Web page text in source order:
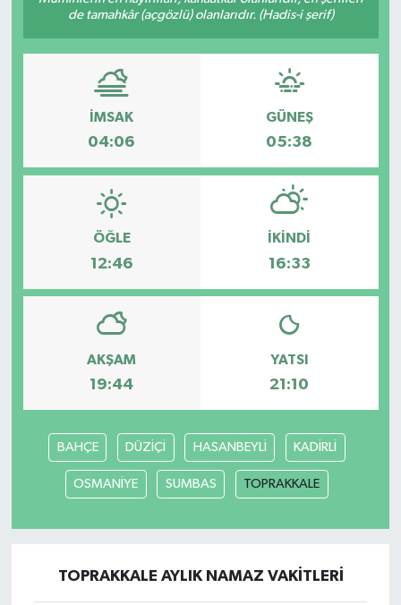
de tamahkâr (açgözlü) olanlarıdır. (Hadis-i şerif)
İMSAK
04:06
GÜNEŞ
05:38
ÖĞLE
12:46
İKINDI
16:33
AKŞAM
19:44
YATSI
21:10
BAHÇE DÜZİÇİ HASANBEYLİ KADİRLİ
OSMANİYE SUMBAS TOPRAKKALE
TOPRAKKALE AYLIK NAMAZ VAKITLERI
Teknoloji
Kültür Sanat
Muş
Hasköy
Korkut
Malazgirt